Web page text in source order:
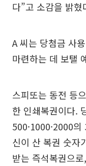
다”고 소감을 밝혔
A 씨는 당첨금 사
마련하는 데 보탤
스피또는 동전 등
한 인쇄복권이다.
500·1000·2000
신이 산 복권 숫자
받는 즉석복권으